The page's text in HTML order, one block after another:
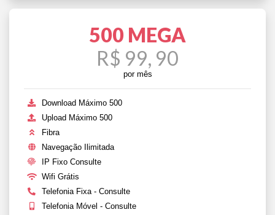
500 MEGA
R$ 99, 90
por mês
Download Máximo 500
Upload Máximo 500
Fibra
Navegação Ilimitada
IP Fixo Consulte
Wifi Grátis
Telefonia Fixa - Consulte
Telefonia Móvel - Consulte